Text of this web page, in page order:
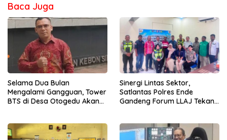
Baca Juga
Selama Dua Bulan
Mengalami Gangguan, Tower
BTS di Desa Otogedu Akan
Sinergi Lintas Sektor,
Satlantas Polres Ende
Gandeng Forum LLAJ Tekan